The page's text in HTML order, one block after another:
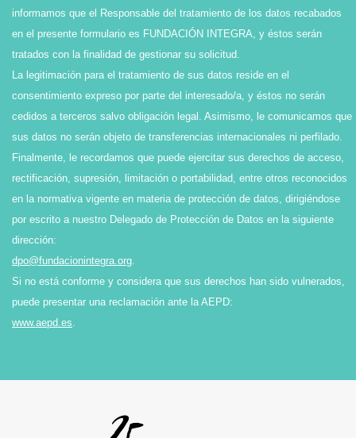
informamos que el Responsable del tratamiento de los datos recabados
en el presente formulario es FUNDACIÓN INTEGRA, y éstos serán
tratados con la finalidad de gestionar su solicitud.
La legitimación para el tratamiento de sus datos reside en el
consentimiento expreso por parte del interesado/a, y éstos no serán
cedidos a terceros salvo obligación legal. Asimismo, le comunicamos que
sus datos no serán objeto de transferencias internacionales ni perfilado.
Finalmente, le recordamos que puede ejercitar sus derechos de acceso,
rectificación, supresión, limitación o portabilidad, entre otros reconocidos
en la normativa vigente en materia de protección de datos, dirigiéndose
por escrito a nuestro Delegado de Protección de Datos en la siguiente
dirección:
dpo@fundacionintegra.org.
Si no está conforme y considera que sus derechos han sido vulnerados,
puede presentar una reclamación ante la AEPD:
www.aepd.es.